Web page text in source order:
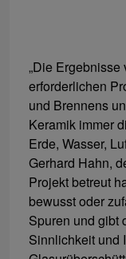
„Die
erforderlichen
und Brennens
Keramik immer
Erde, Wasser,
Gerhard Hahn,
Projekt betreut
bewusst oder
Spuren und gibt
Sinnlichkeit und